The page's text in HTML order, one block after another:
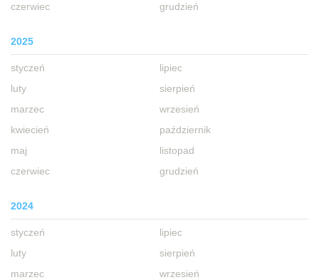
czerwiec
grudzień
2025
styczeń
luty
marzec
kwiecień
maj
czerwiec
lipiec
sierpień
wrzesień
październik
listopad
grudzień
2024
styczeń
luty
marzec
lipiec
sierpień
wrzesień